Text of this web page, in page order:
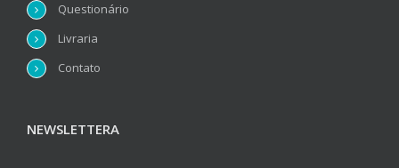
Questionário
Livraria
Contato
NEWSLETTERA